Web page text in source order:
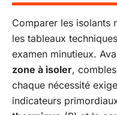
Comparer les isolants
les tableaux
examen minutieux.
zone à isoler,
chaque nécessité
indicateurs